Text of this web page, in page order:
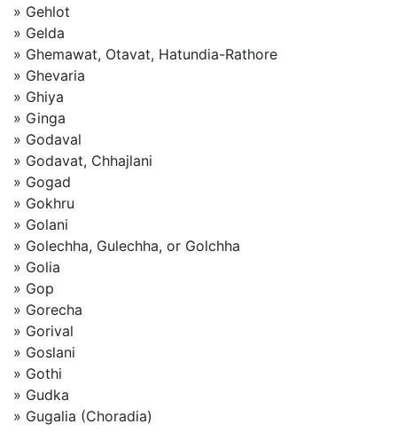
» Gehlot
» Gelda
» Ghemawat, Otavat, Hatundia-Rathore
» Ghevaria
» Ghiya
» Ginga
» Godaval
» Godavat, Chhajlani
» Gogad
» Gokhru
» Golani
» Golechha, Gulechha, or Golchha
» Golia
» Gop
» Gorecha
» Gorival
» Goslani
» Gothi
» Gudka
» Gugalia (Choradia)